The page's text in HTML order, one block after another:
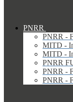
PNRR
PNRR -
MITD -
MITD -
PNRR
PNRR -
PNRR -